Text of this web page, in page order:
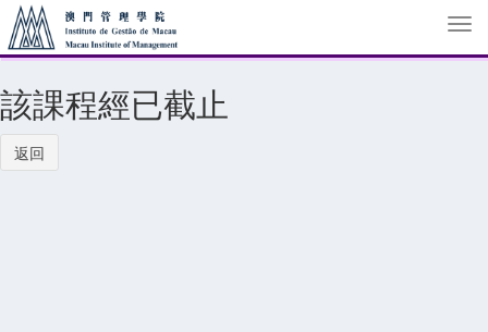
該課程經已截止
返回